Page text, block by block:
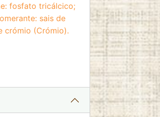
fosfato tricálcico;
sais de
crómio (Crómio).